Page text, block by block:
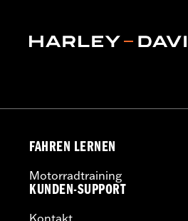
FAHREN LERNEN
Motorradtraining
KUNDEN-SUPPORT
Kontakt